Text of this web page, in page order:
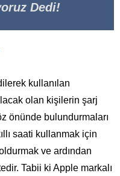
Dedi!
kullanılan
olan kişilerin şarj
önünde bulundurmaları
saati kullanmak için
ve ardından
Tabii ki Apple markalı